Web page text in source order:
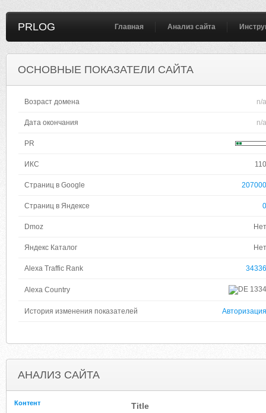
PRLOG Главная Анализ сайта
ОСНОВНЫЕ ПОКАЗАТЕЛИ САЙТА
Возраст домена n/a
Дата окончания n/a
PR
ИКС 110
Страниц в Google 207000
Страниц в Яндексе 0
Dmoz Нет
Яндекс Каталог Нет
Alexa Traffic Rank 34336
Alexa Country 1334
История изменения показателей Авторизация
АНАЛИЗ САЙТА
Контент Title